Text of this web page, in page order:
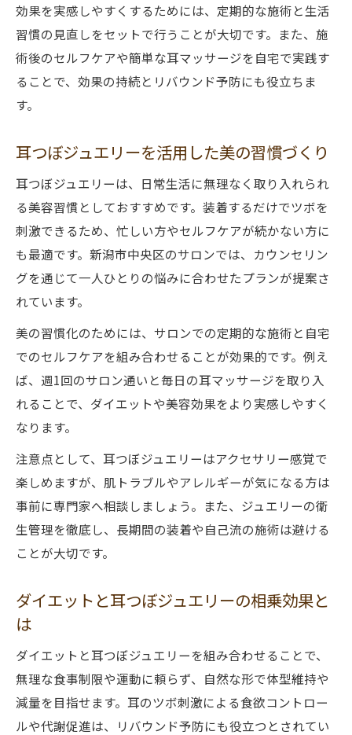
効果を実感しやすくするためには、定期的な施術と生活
習慣の見直しをセットで行うことが大切です。また、施
術後のセルフケアや簡単な耳マッサージを自宅で実践す
ることで、効果の持続とリバウンド予防にも役立ちま
す。
耳つぼジュエリーを活用した美の習慣づくり
耳つぼジュエリーは、日常生活に無理なく取り入れられ
る美容習慣としておすすめです。装着するだけでツボを
刺激できるため、忙しい方やセルフケアが続かない方に
も最適です。新潟市中央区のサロンでは、カウンセリン
グを通じて一人ひとりの悩みに合わせたプランが提案さ
れています。
美の習慣化のためには、サロンでの定期的な施術と自宅
でのセルフケアを組み合わせることが効果的です。例え
ば、週1回のサロン通いと毎日の耳マッサージを取り入
れることで、ダイエットや美容効果をより実感しやすく
なります。
注意点として、耳つぼジュエリーはアクセサリー感覚で
楽しめますが、肌トラブルやアレルギーが気になる方は
事前に専門家へ相談しましょう。また、ジュエリーの衛
生管理を徹底し、長期間の装着や自己流の施術は避ける
ことが大切です。
ダイエットと耳つぼジュエリーの相乗効果と
は
ダイエットと耳つぼジュエリーを組み合わせることで、
無理な食事制限や運動に頼らず、自然な形で体型維持や
減量を目指せます。耳のツボ刺激による食欲コントロー
ルや代謝促進は、リバウンド予防にも役立つとされてい